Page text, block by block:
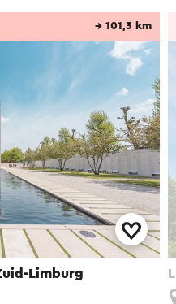
Limburg
→ 101,3 km